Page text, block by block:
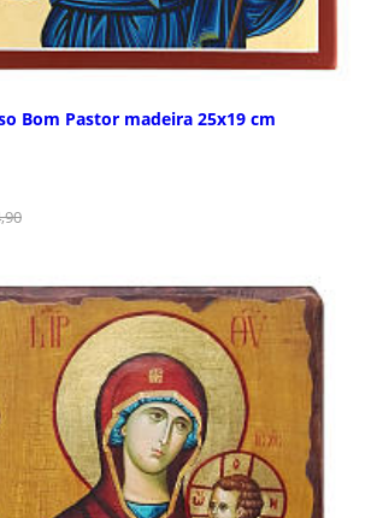
Bom Pastor madeira 25x19 cm